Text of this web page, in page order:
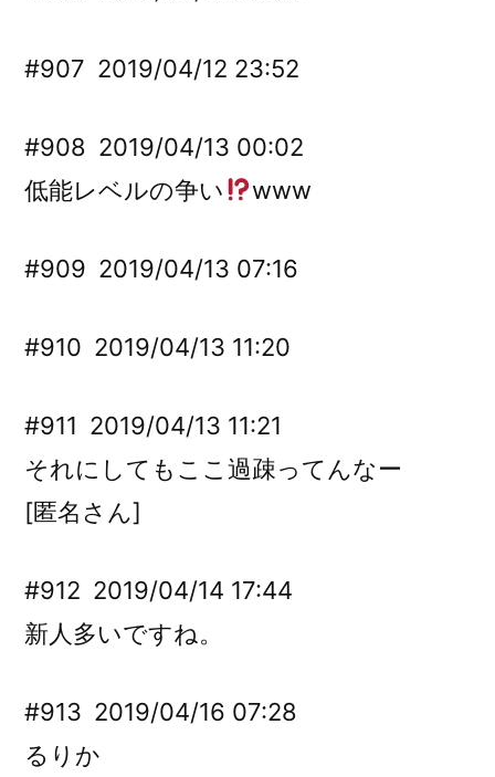
#907 2019/04/12 23:52
#908 2019/04/13 00:02
低能レベルの争い
www
#909 2019/04/13 07:16
#910 2019/04/13 11:20
#911 2019/04/13 11:21
それにしてもここ過疎ってんなー
[匿名さん]
#912 2019/04/14 17:44
新人多いですね。
#913 2019/04/16 07:28
るりか